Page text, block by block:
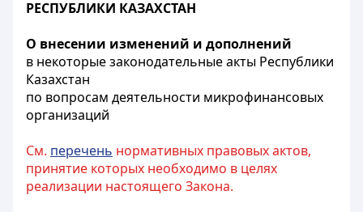
РЕСПУБЛИКИ КАЗАХСТАН
О внесении изменений и дополнений
в некоторые законодательные акты Республики
Казахстан
по вопросам деятельности микрофинансовых
организаций
См. перечень нормативных правовых актов,
принятие которых необходимо в целях
реализации настоящего Закона.